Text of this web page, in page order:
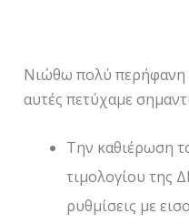
Νιώθω πολύ περήφανη
αυτές πετύχαμε
Την καθιέρωση
τιμολογίου της
ρυθμίσεις με